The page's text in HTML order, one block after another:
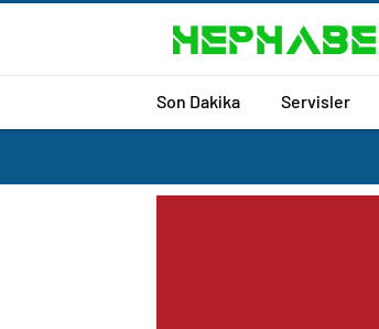
Son Dakika Servisler